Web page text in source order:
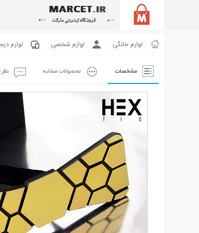
لوازم خانگی لوازم شخصی لوازم
مشخصات محصولات مشابه